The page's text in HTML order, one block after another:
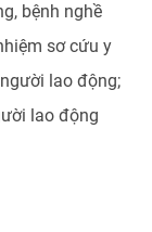
bệnh nghề
sơ cứu y
lao động;
lao động